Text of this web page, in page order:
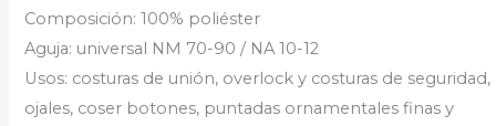
Composición: 100% poliéster
Aguja: universal NM 70-90 / NA 10-12
Usos: costuras de unión, overlock y costuras de seguridad,
ojales, coser botones, puntadas ornamentales finas y